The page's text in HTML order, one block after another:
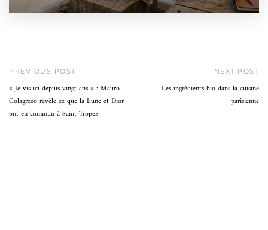
PREVIOUS POST
« Je vis ici depuis vingt ans » : Mauro
Colagreco révèle ce que la Lune et Dior
ont en commun à Saint-Tropez
NEXT POST
Les ingrédients bio dans la cuisine
parisienne